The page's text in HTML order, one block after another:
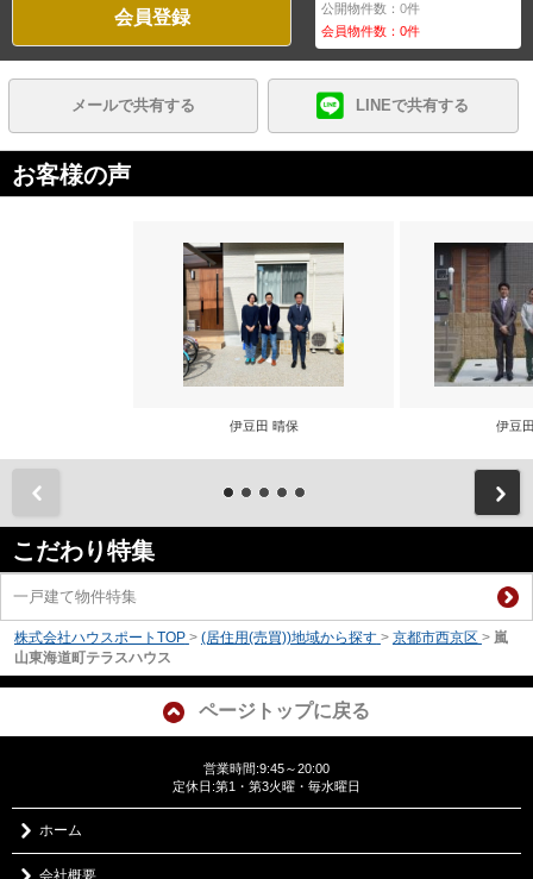
会員登録 公開物件数：0件
会員物件数：0件
メールで共有する LINEで共有する
お客様の声
伊豆田 晴保 伊豆
こだわり特集
一戸建て物件特集
株式会社ハウスポートTOP > (居住用(売買))地域から探す > 京都市西京区 > 嵐
山東海道町テラスハウス
ページトップに戻る
営業時間:9:45～20:00
定休日:第1・第3火曜・毎水曜日
ホーム
会社概要